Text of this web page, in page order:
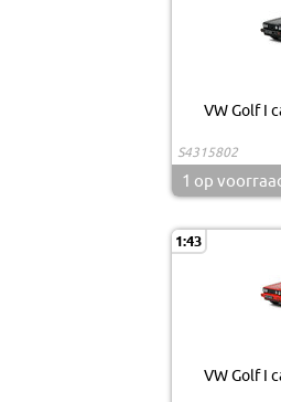
VW Golf I
S4315802
1 op
1:43
VW Golf I